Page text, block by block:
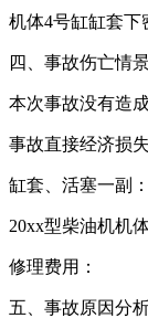
机体4号缸缸套下
四、事故伤亡情
本次事故没有造
事故直接经济损
缸套、活塞一副：
20xx型柴油机机
修理费用：
五、事故原因分析